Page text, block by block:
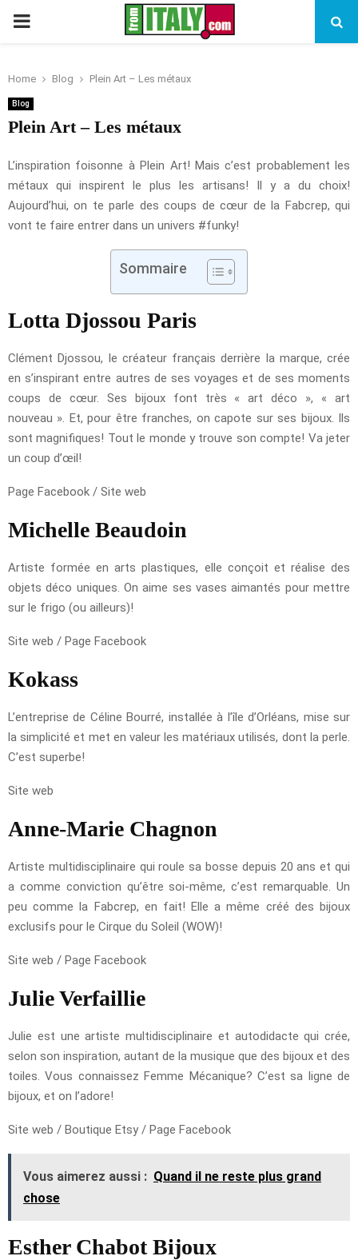
PRIMARY
Home Blog Plein Art – Les métaux
Blog
Plein Art – Les métaux
L’inspiration foisonne à Plein Art! Mais c’est probablement les
métaux qui inspirent le plus les artisans! Il y a du choix!
Aujourd’hui, on te parle des coups de cœur de la Fabcrep, qui
vont te faire entrer dans un univers #funky!
Sommaire
Lotta Djossou Paris
Clément Djossou, le créateur français derrière la marque, crée
en s’inspirant entre autres de ses voyages et de ses moments
coups de cœur. Ses bijoux font très « art déco », « art
nouveau ». Et, pour être franches, on capote sur ses bijoux. Ils
sont magnifiques! Tout le monde y trouve son compte! Va jeter
un coup d’œil!
Page Facebook / Site web
Michelle Beaudoin
Artiste formée en arts plastiques, elle conçoit et réalise des
objets déco uniques. On aime ses vases aimantés pour mettre
sur le frigo (ou ailleurs)!
Site web / Page Facebook
Kokass
L’entreprise de Céline Bourré, installée à l’île d’Orléans, mise sur
la simplicité et met en valeur les matériaux utilisés, dont la perle.
C’est superbe!
Site web
Anne-Marie Chagnon
Artiste multidisciplinaire qui roule sa bosse depuis 20 ans et qui
a comme conviction qu’être soi-même, c’est remarquable. Un
peu comme la Fabcrep, en fait! Elle a même créé des bijoux
exclusifs pour le Cirque du Soleil (WOW)!
Site web / Page Facebook
Julie Verfaillie
Julie est une artiste multidisciplinaire et autodidacte qui crée,
selon son inspiration, autant de la musique que des bijoux et des
toiles. Vous connaissez Femme Mécanique? C’est sa ligne de
bijoux, et on l’adore!
Site web / Boutique Etsy / Page Facebook
Vous aimerez aussi : Quand il ne reste plus grand
chose
Esther Chabot Bijoux